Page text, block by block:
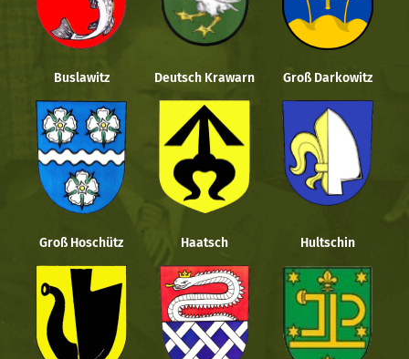
Buslawitz Deutsch Krawarn Groß Darkowitz
Groß Hoschütz Haatsch Hultschin